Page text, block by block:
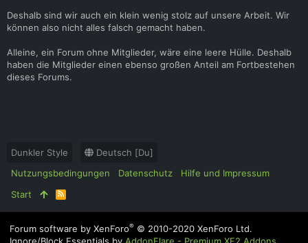
Deshalb sind wir auch ein klein wenig stolz auf unsere Arbeit. Wir
können also nicht alles falsch gemacht haben.
Alleine, ein Forum ohne Mitglieder, wäre eine leere Hülle. Deshalb
haben die Mitglieder einen ebenso großen Anteil am Fortbestehen
dieses Forums.
Dunkler Style
Deutsch [Du]
Nutzungsbedingungen
Datenschutz
Hilfe und Impressum
Start
R
S
Forum software by XenForo® © 2010-2020 XenForo Ltd.